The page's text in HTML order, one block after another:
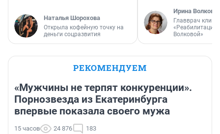
Наталья Шорохова
Открыла кофейную точку на
деньги соцразвития
Ирина Волкова
Главврач
«Реабилитация
Волковой»
РЕКОМЕНДУЕМ
«Мужчины не терпят конкуренции».
Порнозвезда из Екатеринбурга
впервые показала своего мужа
15 часов 24 876 183